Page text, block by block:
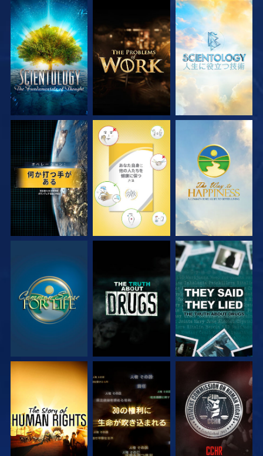
シリーズを探求 シリーズを探求 シリーズを探求
観る 観る 観る
観る 観る 観る
観る 観る 観る